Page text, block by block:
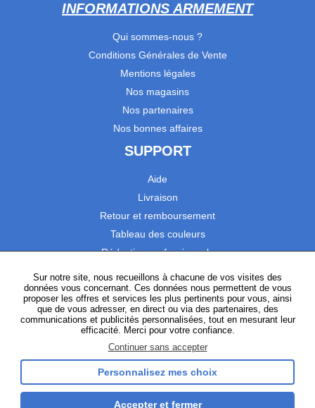
INFORMATIONS ARMEMENT
Qui sommes-nous ?
Conditions Générales de Vente
Mentions légales
Nos magasins
Nos partenaires
Nos bonnes affaires
SUPPORT
Aide
Livraison
Retour et remboursement
Tableau des couleurs
Réduction professionnels
Satisfaction Clients
SUIVEZ-NOUS
InstagramTikTokFacebookYouTubeLinkedIn
Sur notre site, nous recueillons à chacune de vos visites des
données vous concernant. Ces données nous permettent de vous
proposer les offres et services les plus pertinents pour vous, ainsi
que de vous adresser, en direct ou via des partenaires, des
communications et publicités personnalisées, tout en mesurant leur
efficacité. Merci pour votre confiance.
Continuer sans accepter
Personnalisez mes choix
Accepter et fermer